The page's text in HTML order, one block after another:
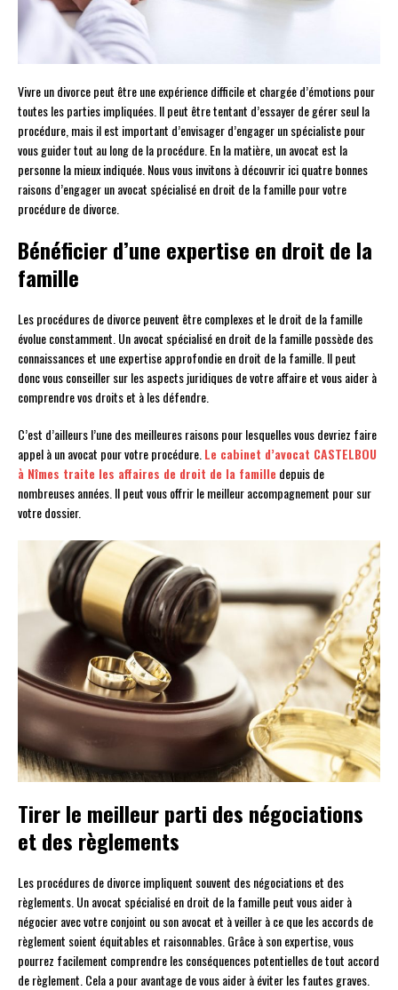
Vivre un divorce peut être une expérience difficile et chargée d’émotions pour
toutes les parties impliquées. Il peut être tentant d’essayer de gérer seul la
procédure, mais il est important d’envisager d’engager un spécialiste pour
vous guider tout au long de la procédure. En la matière, un avocat est la
personne la mieux indiquée. Nous vous invitons à découvrir ici quatre bonnes
raisons d’engager un avocat spécialisé en droit de la famille pour votre
procédure de divorce.
Bénéficier d’une expertise en droit de la
famille
Les procédures de divorce peuvent être complexes et le droit de la famille
évolue constamment. Un avocat spécialisé en droit de la famille possède des
connaissances et une expertise approfondie en droit de la famille. Il peut
donc vous conseiller sur les aspects juridiques de votre affaire et vous aider à
comprendre vos droits et à les défendre.
C’est d’ailleurs l’une des meilleures raisons pour lesquelles vous devriez faire
appel à un avocat pour votre procédure. Le cabinet d’avocat CASTELBOU
à Nîmes traite les affaires de droit de la famille depuis de
nombreuses années. Il peut vous offrir le meilleur accompagnement pour sur
votre dossier.
Tirer le meilleur parti des négociations
et des règlements
Les procédures de divorce impliquent souvent des négociations et des
règlements. Un avocat spécialisé en droit de la famille peut vous aider à
négocier avec votre conjoint ou son avocat et à veiller à ce que les accords de
règlement soient équitables et raisonnables. Grâce à son expertise, vous
pourrez facilement comprendre les conséquences potentielles de tout accord
de règlement. Cela a pour avantage de vous aider à éviter les fautes graves.